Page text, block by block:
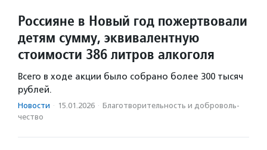
Россияне в Новый год пожертвовали
детям сумму, эквивалентную
стоимости 386 литров алкоголя
Всего в ходе акции было собрано более 300 тысяч
рублей.
Новости · 15.01.2026 · Благотвори­тель­ность и доброволь­
чест­во